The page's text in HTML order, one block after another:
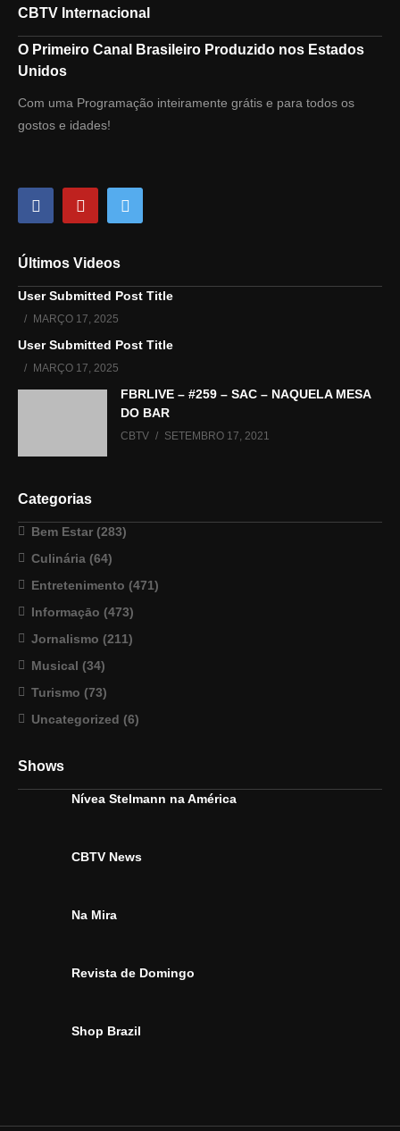
CBTV Internacional
O Primeiro Canal Brasileiro Produzido nos Estados
Unidos
Com uma Programação inteiramente grátis e para todos os
gostos e idades!
Últimos Videos
User Submitted Post Title
MARÇO 17, 2025
User Submitted Post Title
MARÇO 17, 2025
FBRLIVE – #259 – SAC – NAQUELA MESA
DO BAR
CBTV SETEMBRO 17, 2021
Categorias
Bem Estar (283)
Culinária (64)
Entretenimento (471)
Informaçāo (473)
Jornalismo (211)
Musical (34)
Turismo (73)
Uncategorized (6)
Shows
Nívea Stelmann na América
CBTV News
Na Mira
Revista de Domingo
Shop Brazil